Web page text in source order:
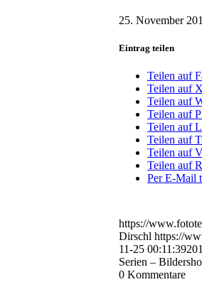
25. November
Eintrag teilen
Teilen auf
Teilen auf X
Teilen auf
Teilen auf
Teilen auf
Teilen auf
Teilen auf
Teilen auf
Per E-Mail
https://
Dirschl https://
11-25 00:11:39
Serien –
0 Kommentare